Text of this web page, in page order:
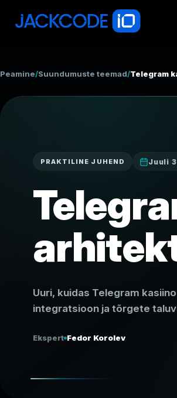
Peamine/Suundumuste teemad/Telegram
PRAKTILINE JUHEND Juuli
Uuri, kuidas Telegram
integratsioon ja tõrgete
Ekspert Fedor Korolev